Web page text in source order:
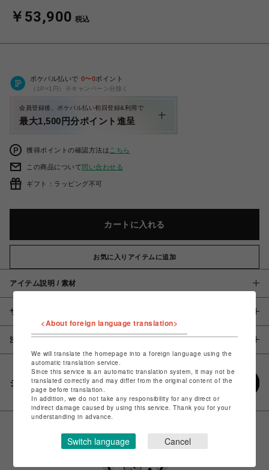
￥53,900 税込
ポケパル払いで 0〜0ポイント
（1P=1円）※キャンペーン分除く
会員登録後、ポケパル払い初回登録&利用で
最大1,500円分ポイント進呈
獲得ポイントの確認方法は こちら
この商品について問い合わせる
ギフト：ラッピング不可
カートに入れる
お気に入りアイテムに追加
アイテム説明 / 素材
サイズ
注意事項
シェアする
<About foreign language translation>
We will translate the homepage into a foreign language using the
automatic translation service.
Since this service is an automatic translation system, it may not be
translated correctly and may differ from the original content of the
page before translation.
In addition, we do not take any responsibility for any direct or
indirect damage caused by using this service. Thank you for your
understanding in advance.
Switch language Cancel